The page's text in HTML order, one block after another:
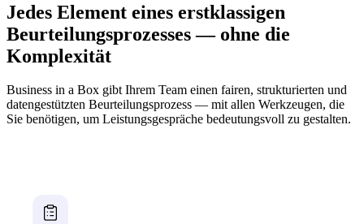
Jedes Element eines erstklassigen
Beurteilungsprozesses — ohne die
Komplexität
Business in a Box gibt Ihrem Team einen fairen, strukturierten und
datengestützten Beurteilungsprozess — mit allen Werkzeugen, die
Sie benötigen, um Leistungsgespräche bedeutungsvoll zu gestalten.